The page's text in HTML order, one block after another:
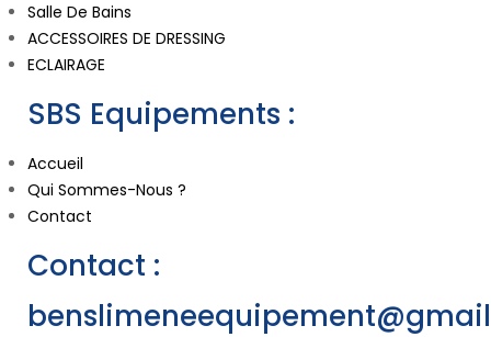
Salle De Bains
ACCESSOIRES DE DRESSING
ECLAIRAGE
SBS Equipements :
Accueil
Qui Sommes-Nous ?
Contact
Contact :